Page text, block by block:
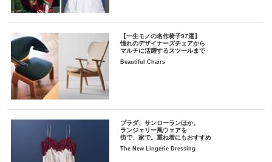
【一生モノの名作椅子97選】
憧れのデザイナーズチェアから
マルチに活躍するスツールまで
Beautiful Chairs
プラダ、サンローランほか。
ランジェリー風ウェアを
街で、家で。重ね着にもおすすめ
The New Lingerie Dressing